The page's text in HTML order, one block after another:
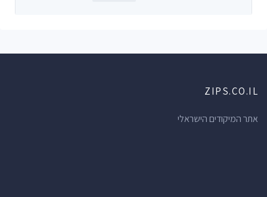
ZIPS.CO.IL
אתר המיקודים הישראלי